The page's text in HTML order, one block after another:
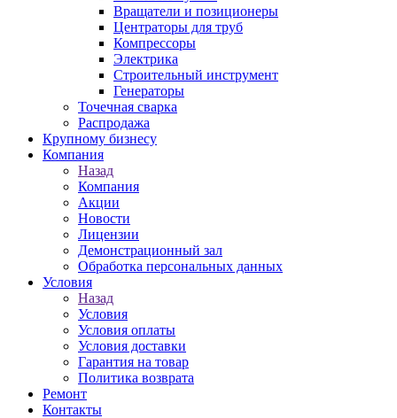
Вращатели и позиционеры
Центраторы для труб
Компрессоры
Электрика
Строительный инструмент
Генераторы
Точечная сварка
Распродажа
Крупному бизнесу
Компания
Назад
Компания
Акции
Новости
Лицензии
Демонстрационный зал
Обработка персональных данных
Условия
Назад
Условия
Условия оплаты
Условия доставки
Гарантия на товар
Политика возврата
Ремонт
Контакты